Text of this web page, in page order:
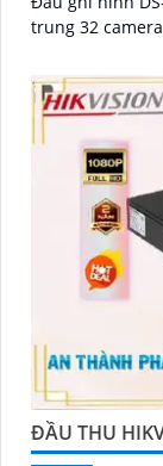
trung 32
ĐẦU THU